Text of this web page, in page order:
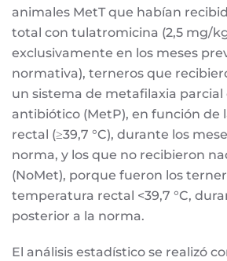
animales MetT que habían
total con tulatromicina (2,5 mg/kg
exclusivamente en los meses
normativa), terneros que
un sistema de metafilaxia parcial
antibiótico (MetP), en función de
rectal (≥39,7 °C), durante los
norma, y los que no recibieron
(NoMet), porque fueron los
temperatura rectal <39,7 °C,
posterior a la norma.
El análisis estadístico se realizó